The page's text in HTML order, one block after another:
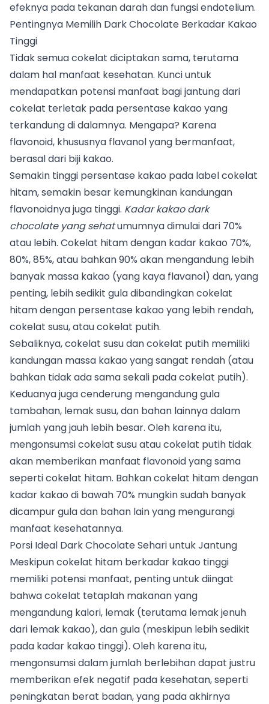
efeknya pada tekanan darah dan fungsi endotelium.
Pentingnya Memilih Dark Chocolate Berkadar Kakao
Tinggi
Tidak semua cokelat diciptakan sama, terutama
dalam hal manfaat kesehatan. Kunci untuk
mendapatkan potensi manfaat bagi jantung dari
cokelat terletak pada persentase kakao yang
terkandung di dalamnya. Mengapa? Karena
flavonoid, khususnya flavanol yang bermanfaat,
berasal dari biji kakao.
Semakin tinggi persentase kakao pada label cokelat
hitam, semakin besar kemungkinan kandungan
flavonoidnya juga tinggi. Kadar kakao dark
chocolate yang sehatumumnya dimulai dari 70%
atau lebih. Cokelat hitam dengan kadar kakao 70%,
80%, 85%, atau bahkan 90% akan mengandung lebih
banyak massa kakao (yang kaya flavanol) dan, yang
penting, lebih sedikit gula dibandingkan cokelat
hitam dengan persentase kakao yang lebih rendah,
cokelat susu, atau cokelat putih.
Sebaliknya, cokelat susu dan cokelat putih memiliki
kandungan massa kakao yang sangat rendah (atau
bahkan tidak ada sama sekali pada cokelat putih).
Keduanya juga cenderung mengandung gula
tambahan, lemak susu, dan bahan lainnya dalam
jumlah yang jauh lebih besar. Oleh karena itu,
mengonsumsi cokelat susu atau cokelat putih tidak
akan memberikan manfaat flavonoid yang sama
seperti cokelat hitam. Bahkan cokelat hitam dengan
kadar kakao di bawah 70% mungkin sudah banyak
dicampur gula dan bahan lain yang mengurangi
manfaat kesehatannya.
Porsi Ideal Dark Chocolate Sehari untuk Jantung
Meskipun cokelat hitam berkadar kakao tinggi
memiliki potensi manfaat, penting untuk diingat
bahwa cokelat tetaplah makanan yang
mengandung kalori, lemak (terutama lemak jenuh
dari lemak kakao), dan gula (meskipun lebih sedikit
pada kadar kakao tinggi). Oleh karena itu,
mengonsumsi dalam jumlah berlebihan dapat justru
memberikan efek negatif pada kesehatan, seperti
peningkatan berat badan, yang pada akhirnya